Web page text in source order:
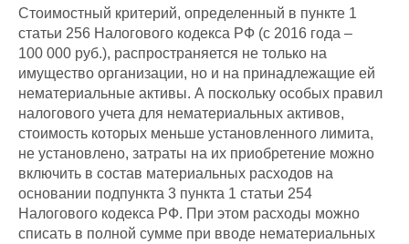
Стоимостный критерий, определенный в пункте 1
статьи 256 Налогового кодекса РФ (с 2016 года –
100 000 руб.), распространяется не только на
имущество организации, но и на принадлежащие ей
нематериальные активы. А поскольку особых правил
налогового учета для нематериальных активов,
стоимость которых меньше установленного лимита,
не установлено, затраты на их приобретение можно
включить в состав материальных расходов на
основании подпункта 3 пункта 1 статьи 254
Налогового кодекса РФ. При этом расходы можно
списать в полной сумме при вводе нематериальных